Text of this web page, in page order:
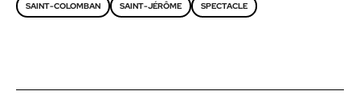
SAINT-COLOMBAN SAINT-JÉRÔME SPECTACLE